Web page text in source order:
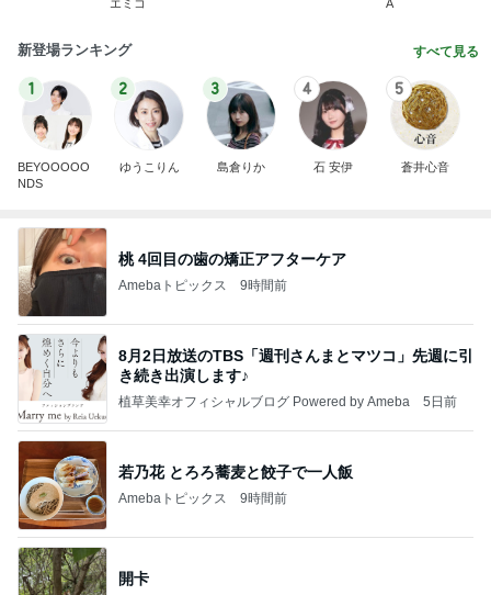
エミコ A
新登場ランキング すべて見る
1
BEYOOOOO
NDS
2
ゆうこりん
3
島倉りか
4
石 安伊
5
蒼井心音
桃 4回目の歯の矯正アフターケア
Amebaトピックス 9時間前
8月2日放送のTBS「週刊さんまとマツコ」先週に引
き続き出演します♪
植草美幸オフィシャルブログ Powered by Ameba 5日前
若乃花 とろろ蕎麦と餃子で一人飯
Amebaトピックス 9時間前
開卡